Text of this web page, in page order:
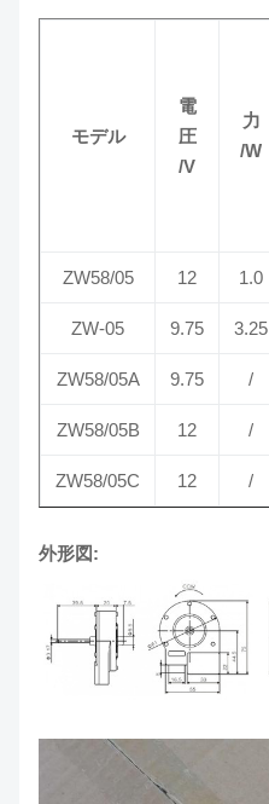
モデル
電
圧
/V
力
/W
ZW58/05 12 1.0
ZW-05 9.75 3.25
ZW58/05A 9.75 /
ZW58/05B 12 /
ZW58/05C 12 /
外形図: